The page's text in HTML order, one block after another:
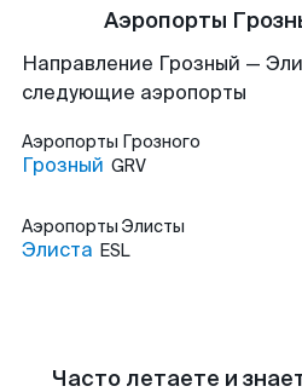
Аэропорты
Направление Грозный —
следующие аэропорты
Аэропорты Грозного
Грозный GRV
Аэропорты Элисты
Элиста ESL
Часто летаете и